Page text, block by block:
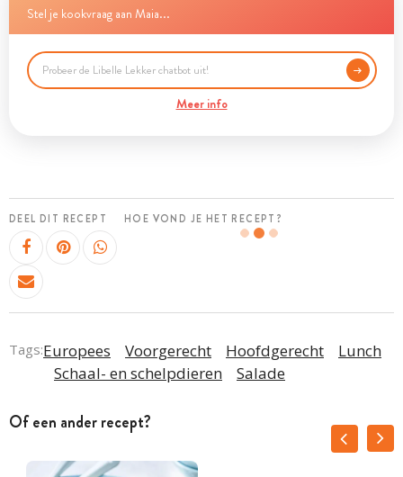
Stel je kookvraag aan Maia...
Meer info
DEEL DIT RECEPT HOE VOND JE HET RECEPT?
Tags:Europees Voorgerecht Hoofdgerecht
Lunch
Schaal- en schelpdieren
Salade
Of een ander recept?